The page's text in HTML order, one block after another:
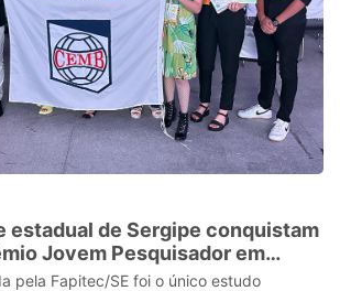
estadual de Sergipe conquistam
Jovem Pesquisador em
pela Fapitec/SE foi o único estudo